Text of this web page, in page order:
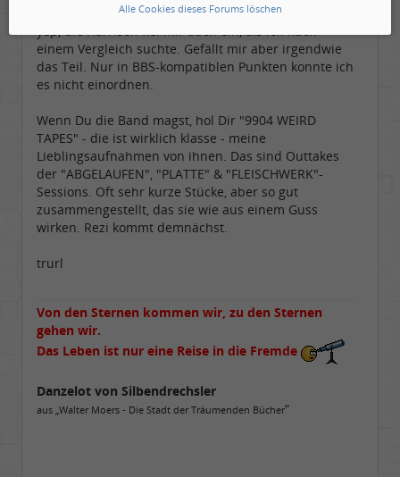
13856
yep, die Harrison fiel mir auch ein, als ich nach
einem Vergleich suchte. Gefällt mir aber irgendwie
das Teil. Nur in BBS-kompatiblen Punkten konnte ich
es nicht einordnen.
Wenn Du die Band magst, hol Dir "9904 WEIRD
TAPES" - die ist wirklich klasse - meine
Lieblingsaufnahmen von ihnen. Das sind Outtakes
der "ABGELAUFEN", "PLATTE" & "FLEISCHWERK"-
Sessions. Oft sehr kurze Stücke, aber so gut
zusammengestellt, das sie wie aus einem Guss
wirken. Rezi kommt demnächst.
trurl
Von den Sternen kommen wir, zu den Sternen
gehen wir.
Das Leben ist nur eine Reise in die Fremde
Danzelot von Silbendrechsler
aus „Walter Moers - Die Stadt der Träumenden Bücher“
Alle Cookies dieses Forums löschen